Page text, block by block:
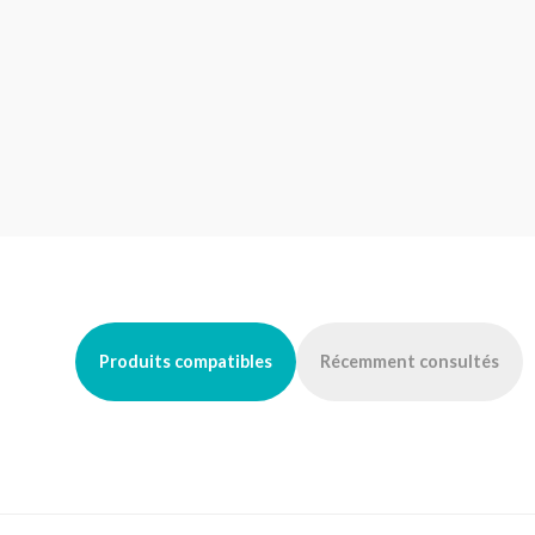
Produits compatibles Récemment consultés